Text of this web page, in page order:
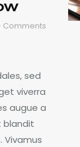
Comments
sed
viverra
augue a
blandit
Vivamus